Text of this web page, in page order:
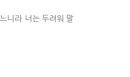
니라 너는 두려워 말